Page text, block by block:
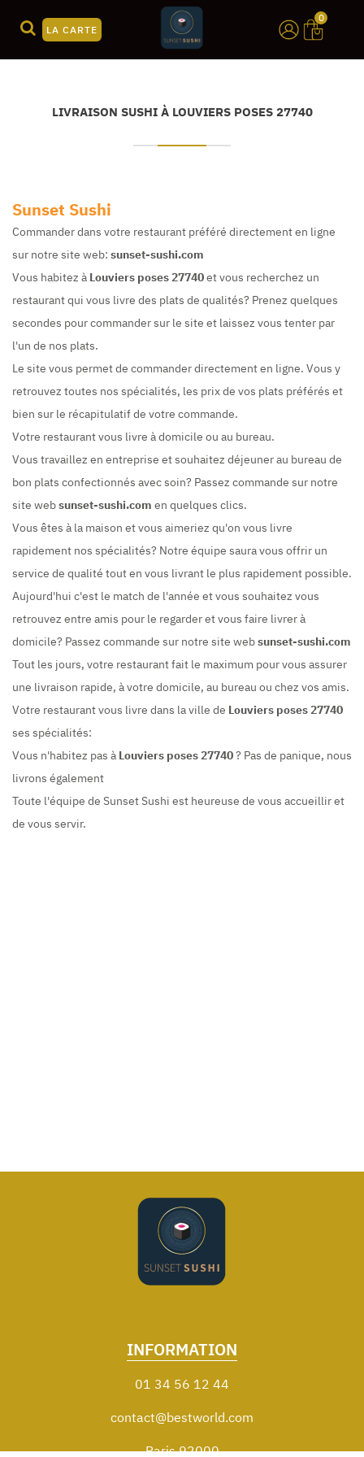
LA CARTE
0
LIVRAISON SUSHI À LOUVIERS POSES 27740
Sunset Sushi
Commander dans votre restaurant préféré directement en ligne
sur notre site web: sunset-sushi.com
Vous habitez à Louviers poses 27740et vous recherchez un
restaurant qui vous livre des plats de qualités? Prenez quelques
secondes pour commander sur le site et laissez vous tenter par
l'un de nos plats.
Le site vous permet de commander directement en ligne. Vous y
retrouvez toutes nos spécialités, les prix de vos plats préférés et
bien sur le récapitulatif de votre commande.
Votre restaurant vous livre à domicile ou au bureau.
Vous travaillez en entreprise et souhaitez déjeuner au bureau de
bon plats confectionnés avec soin? Passez commande sur notre
site websunset-sushi.com en quelques clics.
Vous êtes à la maison et vous aimeriez qu'on vous livre
rapidement nos spécialités? Notre équipe saura vous offrir un
service de qualité tout en vous livrant le plus rapidement possible.
Aujourd'hui c'est le match de l'année et vous souhaitez vous
retrouvez entre amis pour le regarder et vous faire livrer à
domicile? Passez commande sur notre site websunset-sushi.com
Tout les jours, votre restaurant fait le maximum pour vous assurer
une livraison rapide, à votre domicile, au bureau ou chez vos amis.
Votre restaurant vous livre dans la ville de Louviers poses 27740
ses spécialités:
Vous n'habitez pas à Louviers poses 27740? Pas de panique, nous
livrons également
Toute l'équipe de Sunset Sushi est heureuse de vous accueillir et
de vous servir.
INFORMATION
01 34 56 12 44
contact@bestworld.com
Paris 92000